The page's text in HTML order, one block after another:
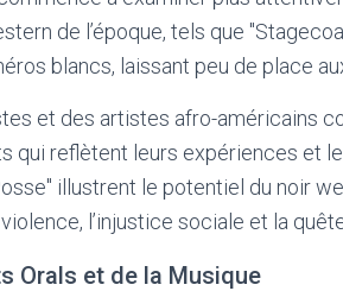
de l’époque, tels que
blancs, laissant peu de place
et des artistes afro-américains
qui reflètent leurs expériences et
illustrent le potentiel du noir
l’injustice sociale et la
Orals et de la Musique